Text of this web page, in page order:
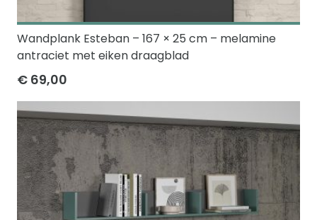
Wandplank Esteban – 167 × 25 cm – melamine
antraciet met eiken draagblad
€ 69,00